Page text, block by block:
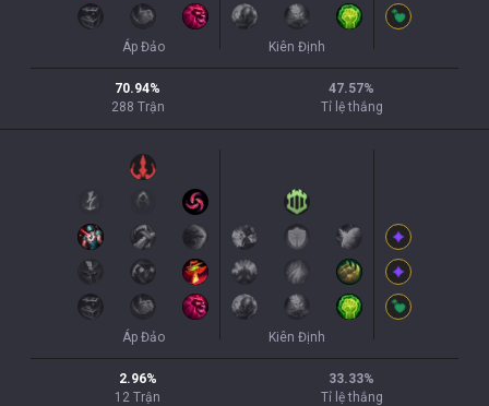
Áp Đảo Kiên Định
70.94%
288 Trận
47.57%
Tỉ lệ thắng
Áp Đảo Kiên Định
2.96%
12 Trận
33.33%
Tỉ lệ thắng